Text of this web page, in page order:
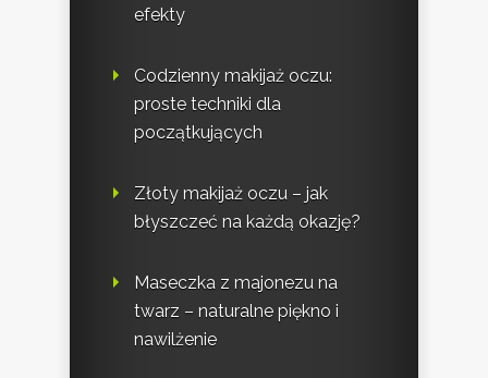
efekty
Codzienny makijaż oczu:
proste techniki dla
początkujących
Złoty makijaż oczu – jak
błyszczeć na każdą okazję?
Maseczka z majonezu na
twarz – naturalne piękno i
nawilżenie